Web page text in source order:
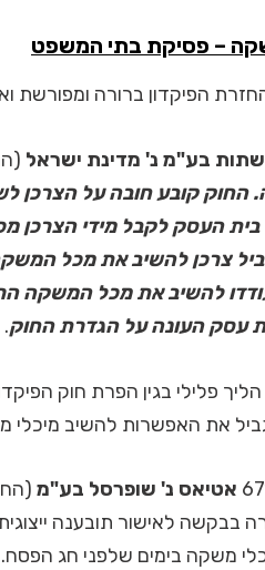
– פסיקת בתי המשפט
הפיקדון ברורה ומפורשת
בע"מ נ' מדינת ישראל
החוק קובע חובה על הצרכן
העסק לקבל מידי הצרכן
צרכן להשיב את מכל
להשיב את מכל המשקה
עסק העונה על הגדרת החוק.
פלילי בגין הפרת חוק
את האפשרות להשיב
אטיאס נ' שופרסל בע"מ
בבקשה לאישור תובענה
משקה בימים שלפני חג